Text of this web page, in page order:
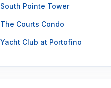
South Pointe Tower
The Courts Condo
Yacht Club at Portofino